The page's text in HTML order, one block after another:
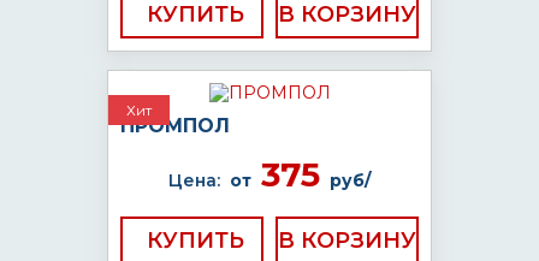
КУПИТЬ
Хит
ПРОМПОЛ
Цена: от 375 руб/
КУПИТЬ